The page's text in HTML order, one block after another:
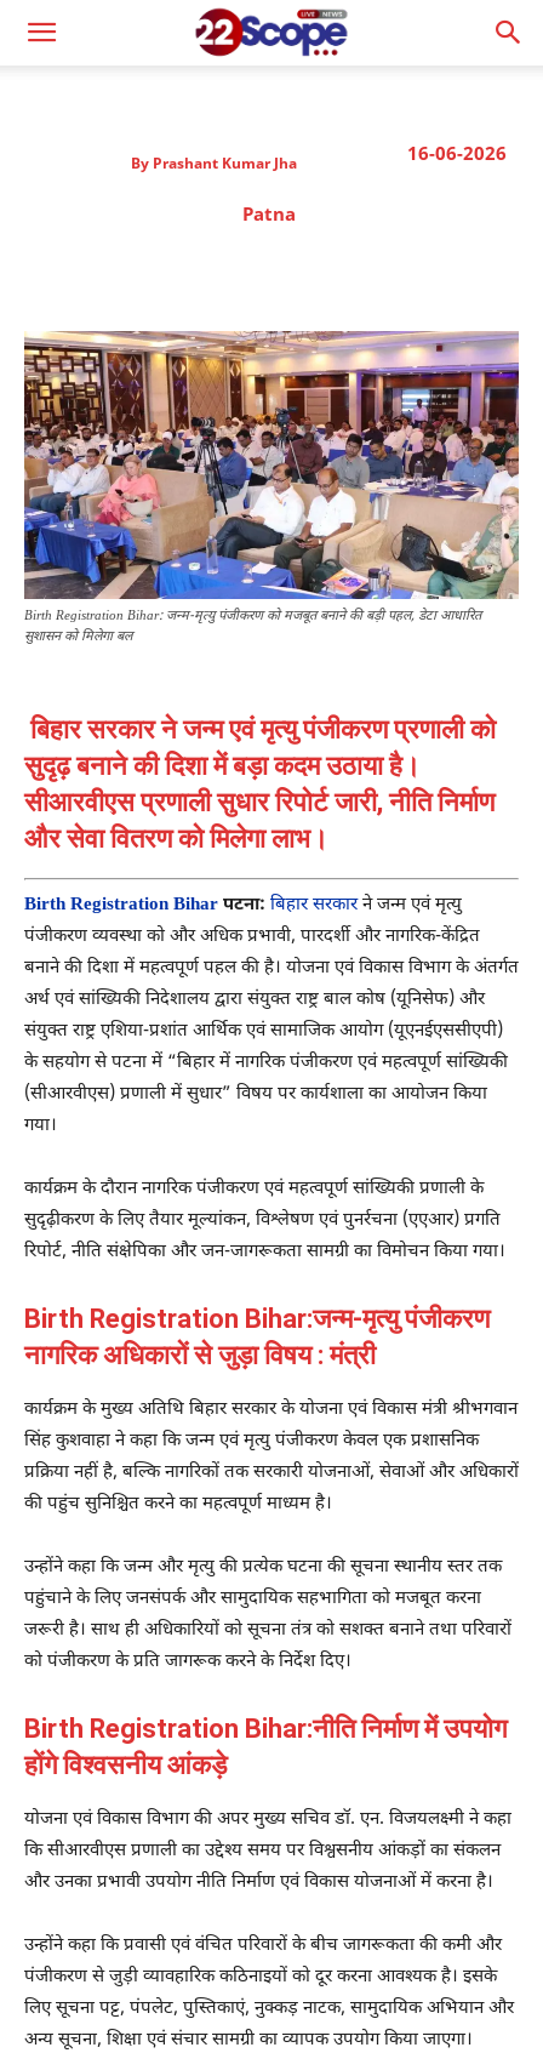
16-06-2026
By Prashant Kumar Jha
Patna
Birth Registration Bihar: जन्म-मृत्यु पंजीकरण को मजबूत बनाने की बड़ी पहल, डेटा आधारित
सुशासन को मिलेगा बल
बिहार सरकार ने जन्म एवं मृत्यु पंजीकरण प्रणाली को
सुदृढ़ बनाने की दिशा में बड़ा कदम उठाया है।
सीआरवीएस प्रणाली सुधार रिपोर्ट जारी, नीति निर्माण
और सेवा वितरण को मिलेगा लाभ।
Birth Registration Bihar पटना: बिहार सरकारने जन्म एवं मृत्यु
पंजीकरण व्यवस्था को और अधिक प्रभावी, पारदर्शी और नागरिक-केंद्रित
बनाने की दिशा में महत्वपूर्ण पहल की है। योजना एवं विकास विभाग के अंतर्गत
अर्थ एवं सांख्यिकी निदेशालय द्वारा संयुक्त राष्ट्र बाल कोष (यूनिसेफ) और
संयुक्त राष्ट्र एशिया-प्रशांत आर्थिक एवं सामाजिक आयोग (यूएनईएससीएपी)
के सहयोग से पटना में “बिहार में नागरिक पंजीकरण एवं महत्वपूर्ण सांख्यिकी
(सीआरवीएस) प्रणाली में सुधार” विषय पर कार्यशाला का आयोजन किया
गया।
कार्यक्रम के दौरान नागरिक पंजीकरण एवं महत्वपूर्ण सांख्यिकी प्रणाली के
सुदृढ़ीकरण के लिए तैयार मूल्यांकन, विश्लेषण एवं पुनर्रचना (एएआर) प्रगति
रिपोर्ट, नीति संक्षेपिका और जन-जागरूकता सामग्री का विमोचन किया गया।
Birth Registration Bihar:जन्म-मृत्यु पंजीकरण
नागरिक अधिकारों से जुड़ा विषय : मंत्री
कार्यक्रम के मुख्य अतिथि बिहार सरकार के योजना एवं विकास मंत्री श्रीभगवान
सिंह कुशवाहा ने कहा कि जन्म एवं मृत्यु पंजीकरण केवल एक प्रशासनिक
प्रक्रिया नहीं है, बल्कि नागरिकों तक सरकारी योजनाओं, सेवाओं और अधिकारों
की पहुंच सुनिश्चित करने का महत्वपूर्ण माध्यम है।
उन्होंने कहा कि जन्म और मृत्यु की प्रत्येक घटना की सूचना स्थानीय स्तर तक
पहुंचाने के लिए जनसंपर्क और सामुदायिक सहभागिता को मजबूत करना
जरूरी है। साथ ही अधिकारियों को सूचना तंत्र को सशक्त बनाने तथा परिवारों
को पंजीकरण के प्रति जागरूक करने के निर्देश दिए।
Birth Registration Bihar:नीति निर्माण में उपयोग
होंगे विश्वसनीय आंकड़े
योजना एवं विकास विभाग की अपर मुख्य सचिव डॉ. एन. विजयलक्ष्मी ने कहा
कि सीआरवीएस प्रणाली का उद्देश्य समय पर विश्वसनीय आंकड़ों का संकलन
और उनका प्रभावी उपयोग नीति निर्माण एवं विकास योजनाओं में करना है।
उन्होंने कहा कि प्रवासी एवं वंचित परिवारों के बीच जागरूकता की कमी और
पंजीकरण से जुड़ी व्यावहारिक कठिनाइयों को दूर करना आवश्यक है। इसके
लिए सूचना पट्ट, पंपलेट, पुस्तिकाएं, नुक्कड़ नाटक, सामुदायिक अभियान और
अन्य सूचना, शिक्षा एवं संचार सामग्री का व्यापक उपयोग किया जाएगा।